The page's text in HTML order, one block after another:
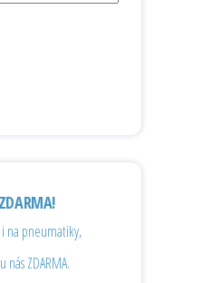
na pneumatiky,
ZDARMA.